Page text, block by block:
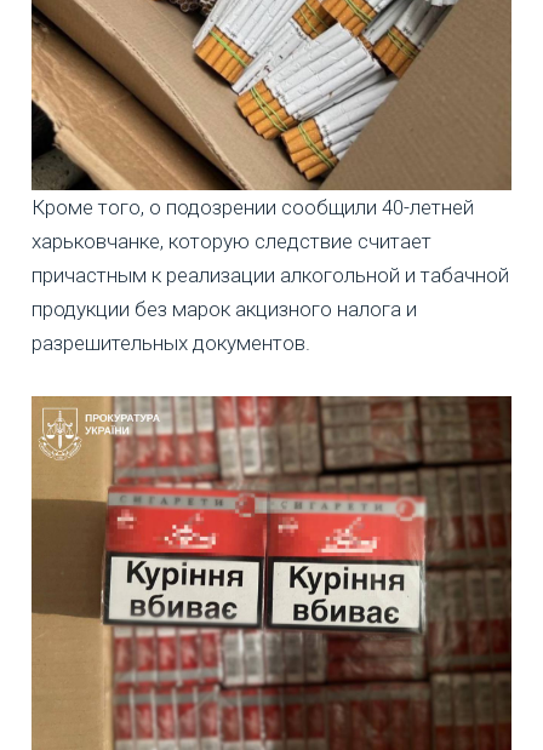
Кроме того, о подозрении сообщили 40-летней
харьковчанке, которую следствие считает
причастным к реализации алкогольной и табачной
продукции без марок акцизного налога и
разрешительных документов.